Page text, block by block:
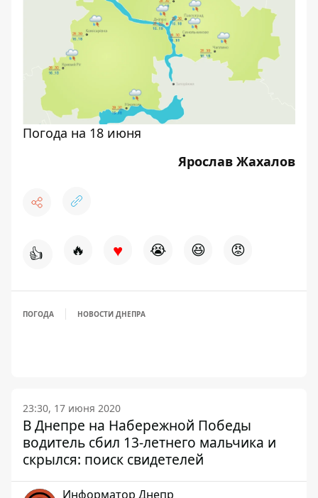
Погода на 18 июня
Ярослав Жахалов
👍 🔥 ♥ 😭 😆 😡
ПОГОДА НОВОСТИ ДНЕПРА
23:30, 17 июня 2020
В Днепре на Набережной Победы
водитель сбил 13-летнего мальчика и
скрылся: поиск свидетелей
Информатор Днепр